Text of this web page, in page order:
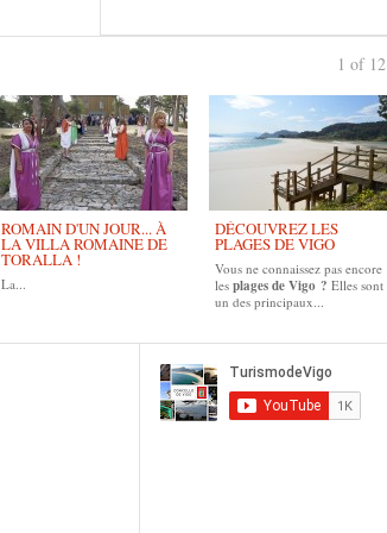
ROMAIN D'UN JOUR... À
LA VILLA ROMAINE DE
TORALLA !
La...
DÉCOUVREZ LES
PLAGES DE VIGO
Vous ne connaissez pas encore
les plages de Vigo ? Elles sont
un des principaux...
1 of 12